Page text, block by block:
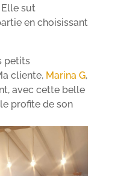
sut
en choisissant
petits
cliente, Marina G,
avec cette belle
profite de son